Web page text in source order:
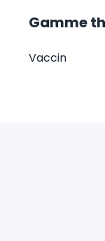
Gamme
Vaccin